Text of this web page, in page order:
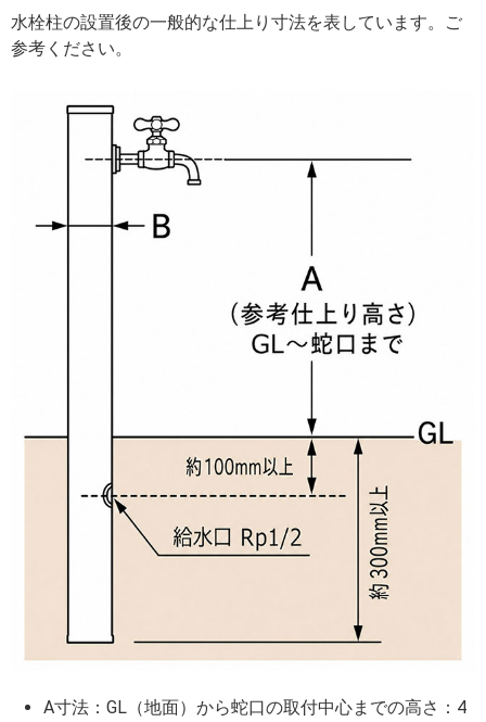
水栓柱の設置後の一般的な仕上り寸法を表しています。ご
参考ください。
A寸法：GL（地面）から蛇口の取付中心までの高さ：4